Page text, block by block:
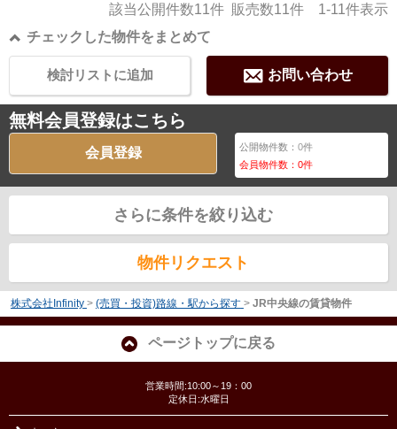
該当公開件数11件 販売数11件 1-11件表示
チェックした物件をまとめて
お問い合わせ
検討リストに追加
無料会員登録はこちら
会員登録 公開物件数：0件
会員物件数：0件
さらに条件を絞り込む
物件リクエスト
株式会社Infinity > (売買・投資)路線・駅から探す > JR中央線の賃貸物件
ページトップに戻る
営業時間:10:00～19：00
定休日:水曜日